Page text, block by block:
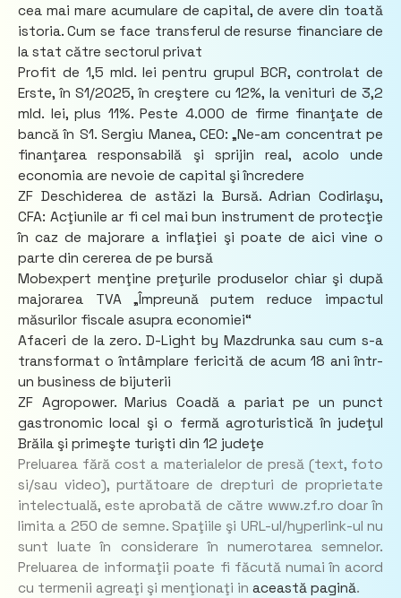
cea mai mare acumulare de capital, de avere din toată
istoria. Cum se face transferul de resurse financiare de
la stat către sectorul privat
Profit de 1,5 mld. lei pentru grupul BCR, controlat de
Erste, în S1/2025, în creştere cu 12%, la venituri de 3,2
mld. lei, plus 11%. Peste 4.000 de firme finanţate de
bancă în S1. Sergiu Manea, CEO: „Ne-am concentrat pe
finanţarea responsabilă şi sprijin real, acolo unde
economia are nevoie de capital şi încredere
ZF Deschiderea de astăzi la Bursă. Adrian Codirlaşu,
CFA: Acţiunile ar fi cel mai bun instrument de protecţie
în caz de majorare a inflaţiei şi poate de aici vine o
parte din cererea de pe bursă
Mobexpert menţine preţurile produselor chiar şi după
majorarea TVA „Împreună putem reduce impactul
măsurilor fiscale asupra economiei“
Afaceri de la zero. D-Light by Mazdrunka sau cum s-a
transformat o întâmplare fericită de acum 18 ani într-
un business de bijuterii
ZF Agropower. Marius Coadă a pariat pe un punct
gastronomic local şi o fermă agroturistică în judeţul
Brăila şi primeşte turişti din 12 judeţe
Preluarea fără cost a materialelor de presă (text, foto
si/sau video), purtătoare de drepturi de proprietate
intelectuală, este aprobată de către www.zf.ro doar în
limita a 250 de semne. Spaţiile şi URL-ul/hyperlink-ul nu
sunt luate în considerare în numerotarea semnelor.
Preluarea de informaţii poate fi făcută numai în acord
cu termenii agreaţi şi menţionaţi in această pagină.